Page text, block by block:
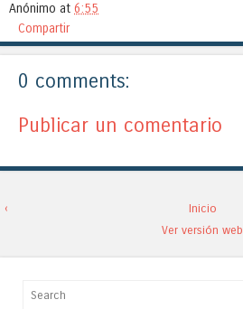
Anónimo at 6:55
Compartir
0 comments:
Publicar un comentario
‹
Inicio
Ver versión web
Search